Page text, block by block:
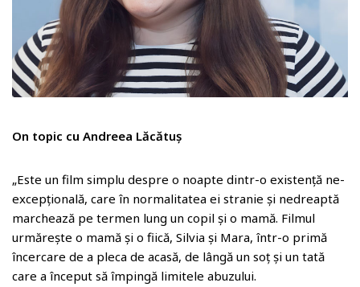
On topic cu Andreea Lăcătuș
„Este un film simplu despre o noapte dintr-o existență ne-
excepțională, care în normalitatea ei stranie și nedreaptă
marchează pe termen lung un copil și o mamă. Filmul
urmărește o mamă și o fiică, Silvia și Mara, într-o primă
încercare de a pleca de acasă, de lângă un soț și un tată
care a început să împingă limitele abuzului.